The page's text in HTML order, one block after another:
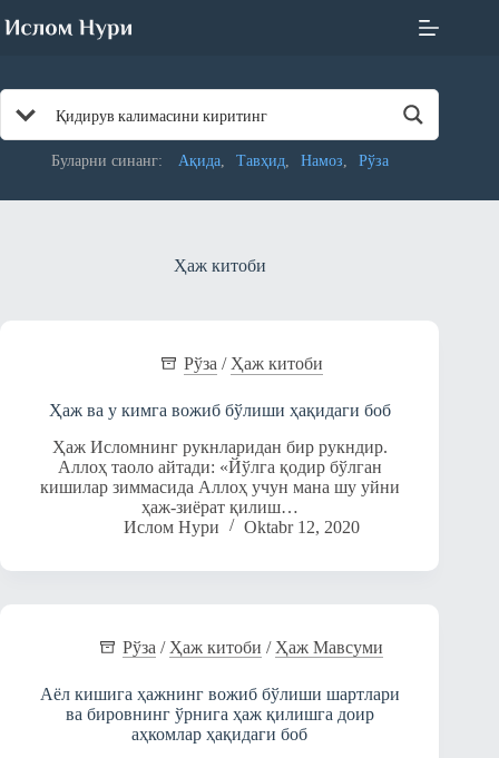
to
Буларни синанг: Ақида Тавҳид Намоз Рўза
Ҳаж китоби
Рўза / Ҳаж китоби
Ҳаж ва у кимга вожиб бўлиши ҳақидаги боб
Ҳаж Исломнинг рукнларидан бир рукндир.
Аллоҳ таоло айтади: «Йўлга қодир бўлган
кишилар зиммасида Аллоҳ учун мана шу уйни
ҳаж-зиёрат қилиш…
Ислом Нури
Oktabr 12, 2020
Рўза / Ҳаж китоби / Ҳаж Мавсуми
Аёл кишига ҳажнинг вожиб бўлиши шартлари
ва бировнинг ўрнига ҳаж қилишга доир
аҳкомлар ҳақидаги боб